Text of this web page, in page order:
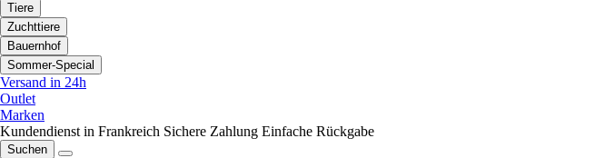
Tiere
Zuchttiere
Bauernhof
Sommer-Special
Versand in 24h
Outlet
Marken
Kundendienst in Frankreich Sichere Zahlung Einfache Rückgabe
Suchen